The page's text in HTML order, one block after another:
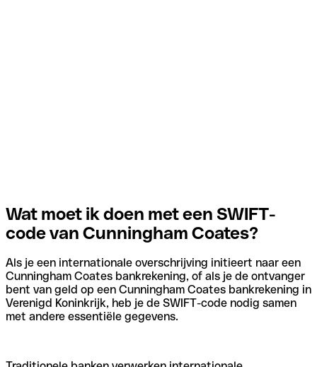
Wat moet ik doen met een SWIFT-
code van Cunningham Coates?
Als je een internationale overschrijving initieert naar een
Cunningham Coates bankrekening, of als je de ontvanger
bent van geld op een Cunningham Coates bankrekening in
Verenigd Koninkrijk, heb je de SWIFT-code nodig samen
met andere essentiële gegevens.